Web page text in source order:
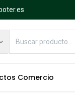
Comercio